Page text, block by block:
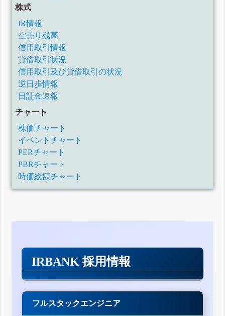
株式
IR情報
空売り残高
信用取引情報
貸借取引状況
信用取引及び貸借取引の状況
逆日歩情報
日証金速報
チャート
株価チャート
イベントチャート
PERチャート
PBRチャート
時価総額チャート
IRBANK 採用情報
フルスタックエンジニア